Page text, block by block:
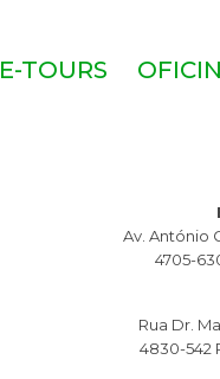
E-TOURS
Av. António
4705-
Rua Dr.
4830-542